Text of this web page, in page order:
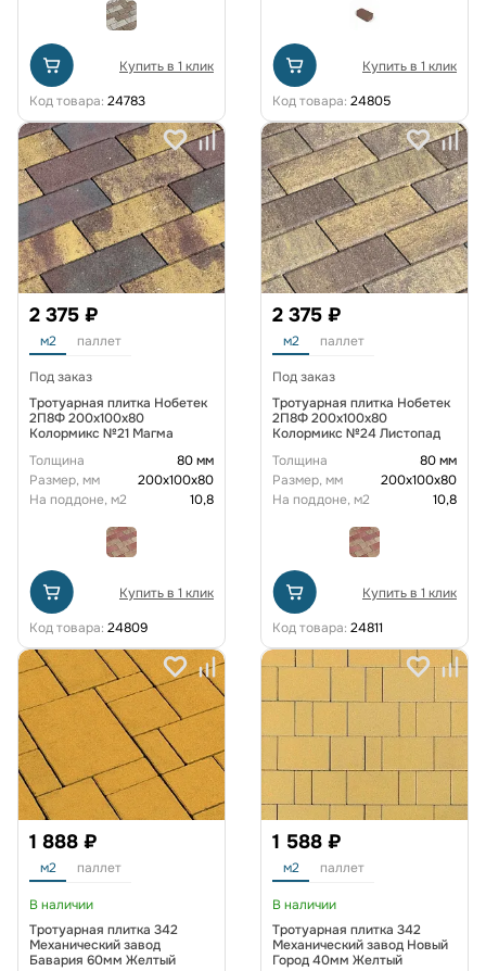
Купить в 1 клик
Код товара: 24783
Купить в 1 клик
Код товара: 24805
2 375 ₽
м2 паллет
Под заказ
Тротуарная плитка Нобетек
2П8Ф 200x100x80
Колормикс №21 Магма
Толщина
80 мм
Размер, мм
200х100х80
На поддоне, м2
10,8
Купить в 1 клик
Код товара: 24809
2 375 ₽
м2 паллет
Под заказ
Тротуарная плитка Нобетек
2П8Ф 200x100x80
Колормикс №24 Листопад
Толщина
80 мм
Размер, мм
200х100х80
На поддоне, м2
10,8
Купить в 1 клик
Код товара: 24811
1 888 ₽
м2 паллет
В наличии
Тротуарная плитка 342
Механический завод
Бавария 60мм Желтый
1 588 ₽
м2 паллет
В наличии
Тротуарная плитка 342
Механический завод Новый
Город 40мм Желтый